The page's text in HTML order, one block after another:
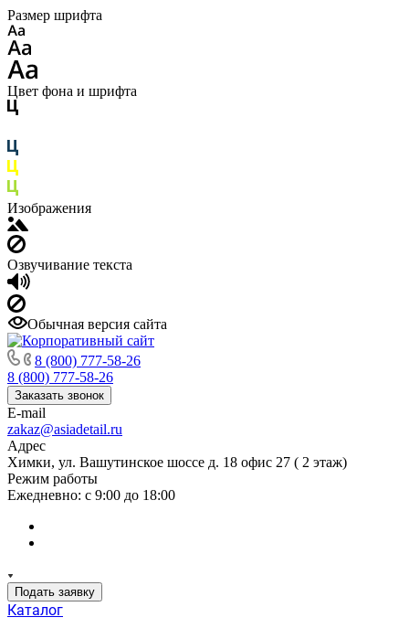
Размер шрифта
Цвет фона и шрифта
Изображения
Озвучивание текста
Обычная версия сайта
8 (800) 777-58-26
8 (800) 777-58-26
Заказать звонок
E-mail
zakaz@asiadetail.ru
Адрес
Химки, ул. Вашутинское шоссе д. 18 офис 27 ( 2 этаж)
Режим работы
Ежедневно: с 9:00 до 18:00
Подать заявку
Каталог